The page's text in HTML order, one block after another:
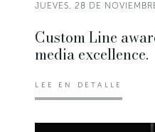
JUEVES, 28 DE
Custom Line
media excellence.
LEE EN DETALLE